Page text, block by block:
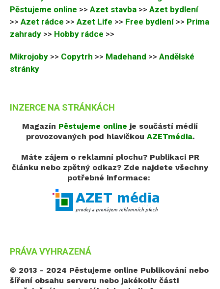
Pěstujeme online >> Azet stavba >> Azet bydlení
>> Azet rádce >> Azet Life >> Free bydlení >> Prima
zahrady >> Hobby rádce >>
Mikrojoby >> Copytrh >> Madehand >> Andělské
stránky
INZERCE NA STRÁNKÁCH
Magazín Pěstujeme online je součástí médií
provozovaných pod hlavičkou AZETmédia.
Máte zájem o reklamní plochu? Publikaci PR
článku nebo zpětný odkaz? Zde najdete všechny
potřebné informace:
PRÁVA VYHRAZENÁ
© 2013 - 2024 Pěstujeme online Publikování nebo
šíření obsahu serveru nebo jakékoliv části